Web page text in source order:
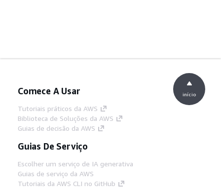
Comece A Usar
Tutoriais práticos da AWS
Biblioteca de Soluções da AWS
Guias de decisão da AWS
Guias De Serviço
Escolher um serviço de IA generativa
Guias de serviço da AWS
Tutoriais da AWS CLI no GitHub
início